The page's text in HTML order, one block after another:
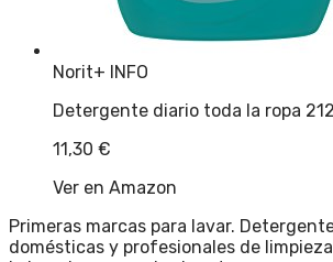
Norit+ INFO
Detergente diario toda la ropa
11,30 €
Ver en Amazon
Primeras marcas para lavar.
domésticas y profesionales de